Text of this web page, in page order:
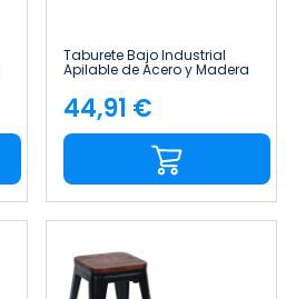
Taburete Bajo Industrial
Apilable de Acero y Madera
38x38x46cm Thinia Home
Precio
44,91 €